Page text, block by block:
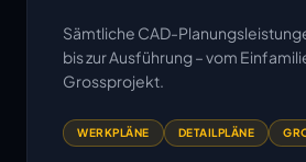
Sämtliche CAD-
bis zur Ausführung – vom
Grossprojekt.
WERKPLÄNE DETAILPLÄNE